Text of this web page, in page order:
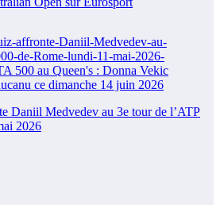
Daniil Medvedev au 3e tour de l’ATP
2026